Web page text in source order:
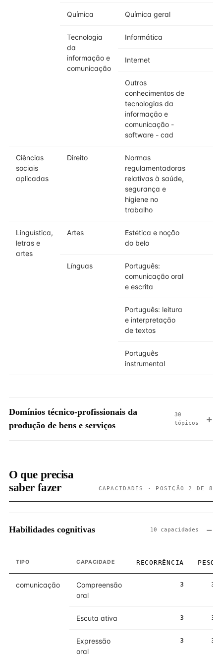
Química Química geral
Tecnologia
da
informação e
comunicação
Informática
Internet
Outros
conhecimentos de
tecnologias da
informação e
comunicação -
software - cad
Ciências
sociais
aplicadas
Direito
Normas
regulamentadoras
relativas à saúde,
segurança e
higiene no
trabalho
Linguística,
letras e
artes
Artes
Estética e noção
do belo
Línguas
Português:
comunicação oral
e escrita
Português: leitura
e interpretação
de textos
Português
instrumental
Domínios técnico-profissionais da
produção de bens e serviços
30
tópicos
O que precisa
saber fazer
CAPACIDADES · POSIÇÃO 2 DE 8
Habilidades cognitivas 10 capacidades
TIPO CAPACIDADE RECORRÊNCIA PESO
comunicação
Compreensão
oral
3 3
Escuta ativa 3 3
Expressão
oral
3 3